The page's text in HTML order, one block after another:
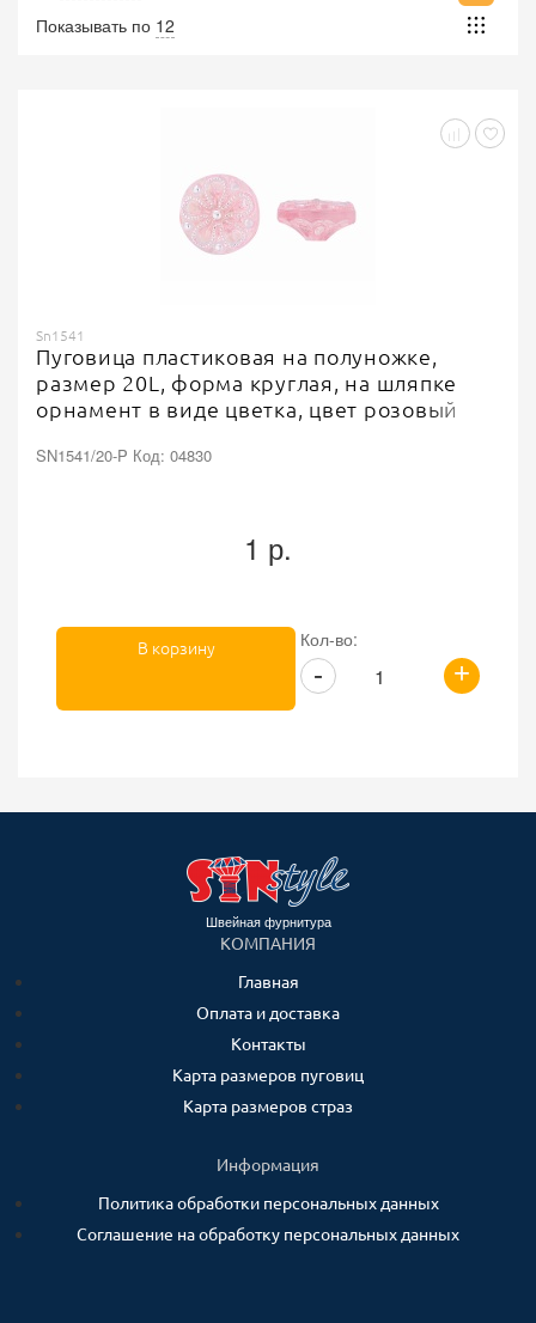
Показывать по 12
Sn1541
Пуговица пластиковая на полуножке,
размер 20L, форма круглая, на шляпке
орнамент в виде цветка, цвет розовый
SN1541/20-P Код: 04830
1 р.
Кол-во:
+
-
В корзину
Швейная фурнитура
КОМПАНИЯ
Главная
Оплата и доставка
Контакты
Карта размеров пуговиц
Карта размеров страз
Информация
Политика обработки персональных данных
Соглашение на обработку персональных данных